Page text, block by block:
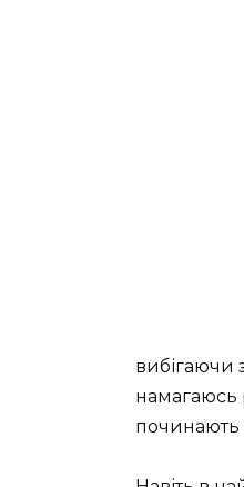
вибігаючи
намагаюсь
починають